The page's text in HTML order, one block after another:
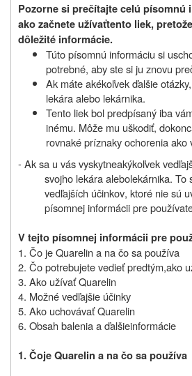
Pozorne si prečítajte celú písomnú
ako začnete užívaťtento liek,
dôležité informácie.
Túto písomnú informáciu si
potrebné, aby ste si ju znovu
Ak máte akékoľvek ďalšie
lekára alebo lekárnika.
Tento liek bol predpísanýiba
inému. Môže mu uškodiť,
rovnaké príznakyochoreniaako
- Aksa u vás vyskytneakýkoľvek
svojho lekára alebolekárnika. To
vedľajších účinkov, ktoré nie sú
písomnej informácii pre
V tejto písomnej informácii pre
1. Čo je Quarelin a na čo sa používa
2. Čo potrebujete vedieť predtým,ako
3. Ako užívať Quarelin
4. Možné vedľajšie účinky
5. Ako uchovávať Quarelin
6. Obsah balenia a ďalšieinformácie
1.ČojeQuarelin a načo sa používa